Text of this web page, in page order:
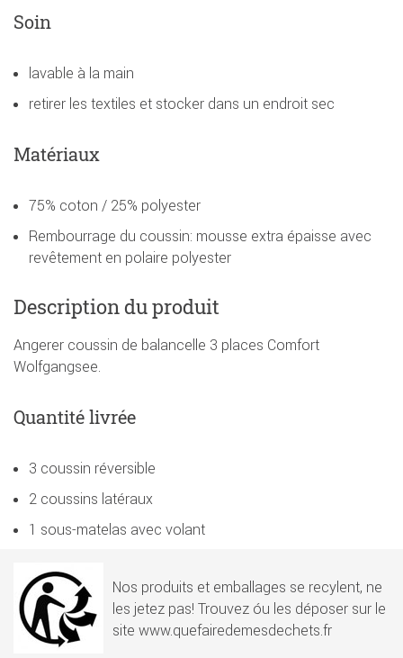
Soin
lavable à la main
retirer les textiles et stocker dans un endroit sec
Matériaux
75% coton / 25% polyester
Rembourrage du coussin: mousse extra épaisse avec
revêtement en polaire polyester
Description du produit
Angerer coussin de balancelle 3 places Comfort
Wolfgangsee.
Quantité livrée
3 coussin réversible
2 coussins latéraux
1 sous-matelas avec volant
Nos produits et emballages se recylent, ne
les jetez pas! Trouvez óu les déposer sur le
site www.quefairedemesdechets.fr